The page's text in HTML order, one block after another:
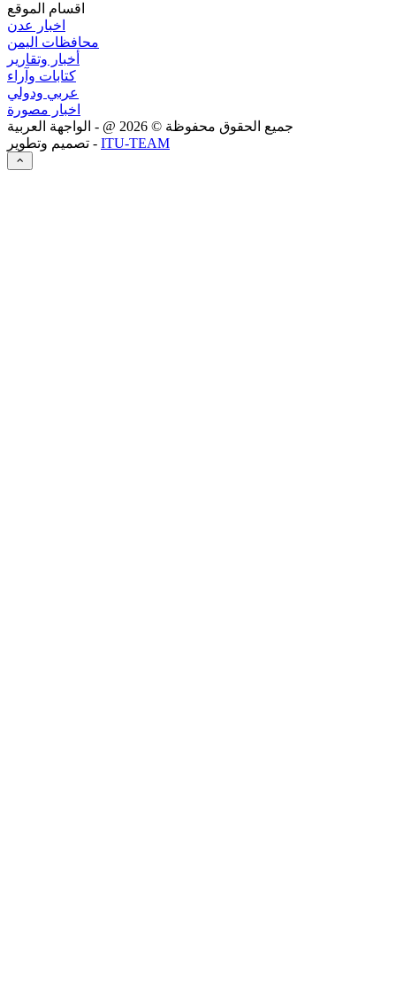
اقسام الموقع
اخبار عدن
محافظات اليمن
أخبار وتقارير
كتابات وآراء
عربي ودولي
اخبار مصورة
جميع الحقوق محفوظة © 2026 @ - الواجهة العربية
تصميم وتطوير - ITU-TEAM